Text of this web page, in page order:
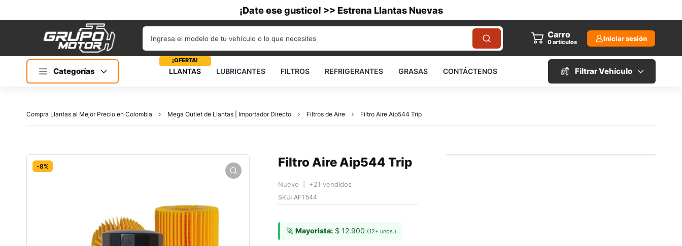
¡Date ese gustico! >> Estrena Llantas Nuevas
Carro
0artículos Iniciar sesión
Categorías LLANTAS
¡OFERTA!
LUBRICANTES FILTROS REFRIGERANTES GRASAS CONTÁCTENOS Filtrar Vehículo
Compra Llantas al Mejor Precio en Colombia Mega Outlet de Llantas | Importador Directo Filtros de Aire Filtro Aire Aip544 Trip
-8% Filtro Aire Aip544 Trip
Nuevo | +21 vendidos
SKU: AFT544
🚀 Mayorista: $ 12.900 (12+ unds.)